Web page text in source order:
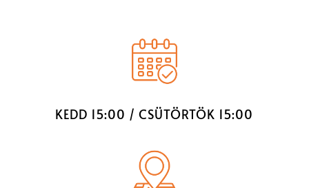
KEDD 15:00 / CSÜTÖRTÖK 15:00